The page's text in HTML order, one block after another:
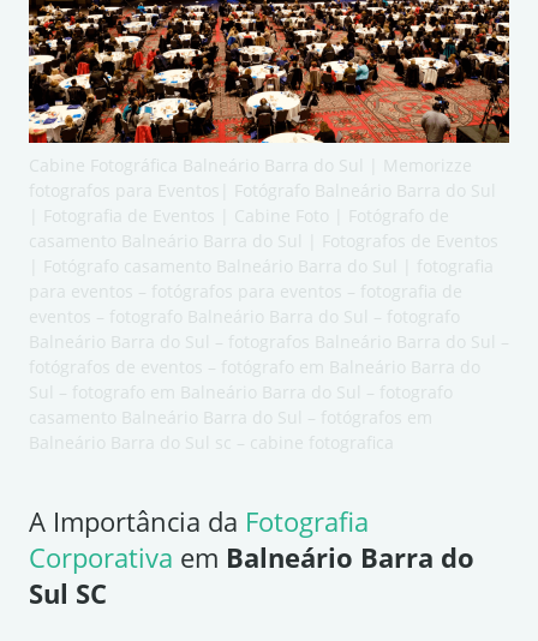
Cabine Fotográfica Balneário Barra do Sul | Memorizze
fotografos para Eventos| Fotógrafo Balneário Barra do Sul
| Fotografia de Eventos | Cabine Foto | Fotógrafo de
casamento Balneário Barra do Sul | Fotografos de Eventos
| Fotógrafo casamento Balneário Barra do Sul | fotografia
para eventos – fotógrafos para eventos – fotografia de
eventos – fotografo Balneário Barra do Sul – fotografo
Balneário Barra do Sul – fotografos Balneário Barra do Sul –
fotógrafos de eventos – fotógrafo em Balneário Barra do
Sul – fotografo em Balneário Barra do Sul – fotografo
casamento Balneário Barra do Sul – fotógrafos em
Balneário Barra do Sul sc – cabine fotografica
A Importância da Fotografia
Corporativa em Balneário Barra do
Sul SC